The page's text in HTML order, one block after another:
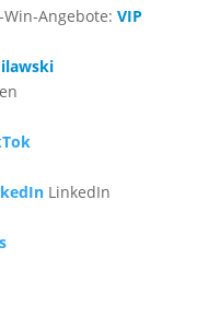
Angebote: VIP
LinkedIn